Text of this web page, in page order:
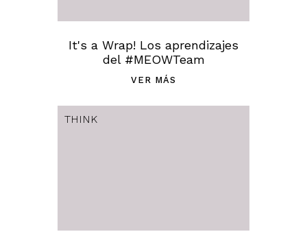
It's a Wrap! Los aprendizajes
del #MEOWTeam
VER MÁS
THINK